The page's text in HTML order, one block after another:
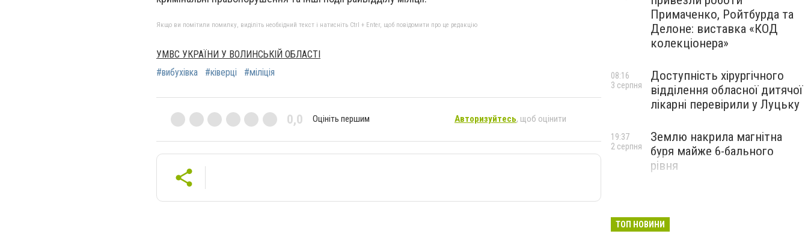
Якщо ви помітили помилку, виділіть необхідний текст і натисніть Ctrl + Enter, щоб повідомити про це редакцію
УМВС УКРАЇНИ У ВОЛИНСЬКІЙ ОБЛАСТІ
#вибухівка
#ківерці #міліція
0,0 Оцініть першим Авторизуйтесь, щоб оцінити
Примаченко, Ройтбурда та
Делоне: виставка «КОД
колекціонера»
Доступність хірургічного
відділення обласної дитячої
лікарні перевірили у Луцьку
08:16
3 серпня
Землю накрила магнітна
буря майже 6-бального
рівня
19:37
2 серпня
ТОП НОВИНИ